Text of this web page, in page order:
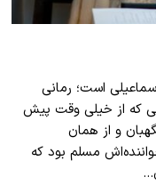
است؛ رمانی
که از خیلی وقت پیش
و از همان
مسلم بود که